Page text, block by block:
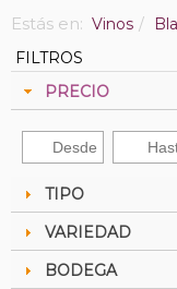
Estás en: Vinos
FILTROS
PRECIO
TIPO
VARIEDAD
BODEGA